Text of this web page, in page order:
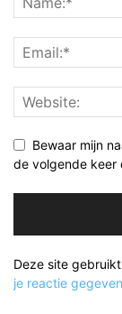
Bewaar mijn
de volgende keer
Deze site
je reactie